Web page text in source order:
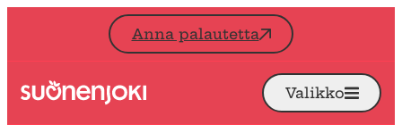
Siirry sisältöön
Anna palautetta
Etusivu Avaa
Valikko